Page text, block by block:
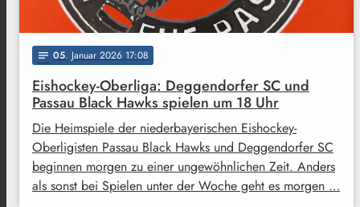
notes 05. Januar 2026 17:08
Eishockey-Oberliga: Deggendorfer SC und
Passau Black Hawks spielen um 18 Uhr
Die Heimspiele der niederbayerischen Eishockey-
Oberligisten Passau Black Hawks und Deggendorfer SC
beginnen morgen zu einer ungewöhnlichen Zeit. Anders
als sonst bei Spielen unter der Woche geht es morgen …